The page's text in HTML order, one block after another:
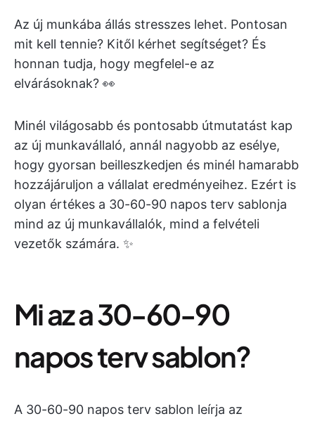
Az új munkába állás stresszes lehet. Pontosan
mit kell tennie? Kitől kérhet segítséget? És
honnan tudja, hogy megfelel-e az
elvárásoknak? 👀
Minél világosabb és pontosabb útmutatást kap
az új munkavállaló, annál nagyobb az esélye,
hogy gyorsan beilleszkedjen és minél hamarabb
hozzájáruljon a vállalat eredményeihez. Ezért is
olyan értékes a 30-60-90 napos terv sablonja
mind az új munkavállalók, mind a felvételi
vezetők számára. ✨
Mi az a 30-60-90
napos terv sablon?
A 30-60-90 napos terv sablon leírja az